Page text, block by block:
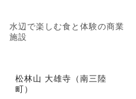
水辺で楽しむ食と体験の商業
施設
松林山 大雄寺（南三陸
町）